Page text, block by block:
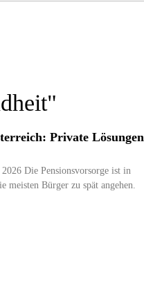
"
Private Lösungen
Die Pensionsvorsorge ist in
meisten Bürger zu spät angehen.